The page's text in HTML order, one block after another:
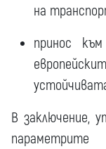
на
принос
В заключение,